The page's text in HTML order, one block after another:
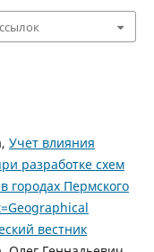
Учет влияния
разработке схем
городах Пермского
вестник